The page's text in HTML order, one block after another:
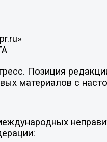
Позиция
материалов с